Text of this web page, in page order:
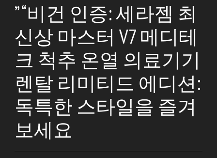
” “비건 인증: 세라젬 최
신상 마스터 V7 메디테
크 척추 온열 의료기기
렌탈 리미티드 에디션:
독특한 스타일을 즐겨
보세요